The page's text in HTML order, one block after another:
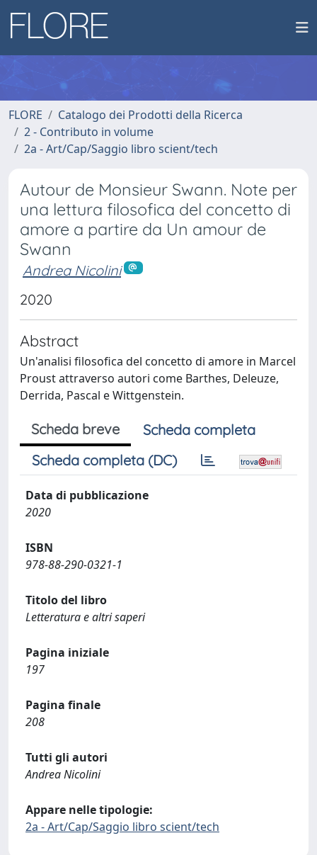
FLORE
Catalogo dei Prodotti della Ricerca
2 - Contributo in volume
2a - Art/Cap/Saggio libro scient/tech
Autour de Monsieur Swann. Note per
una lettura filosofica del concetto di
amore a partire da Un amour de
Swann
Andrea Nicolini
2020
Abstract
Un'analisi filosofica del concetto di amore in Marcel
Proust attraverso autori come Barthes, Deleuze,
Derrida, Pascal e Wittgenstein.
Scheda breve
Scheda completa
Scheda completa (DC)
Data di pubblicazione
2020
ISBN
978-88-290-0321-1
Titolo del libro
Letteratura e altri saperi
Pagina iniziale
197
Pagina finale
208
Tutti gli autori
Andrea Nicolini
Appare nelle tipologie:
2a - Art/Cap/Saggio libro scient/tech